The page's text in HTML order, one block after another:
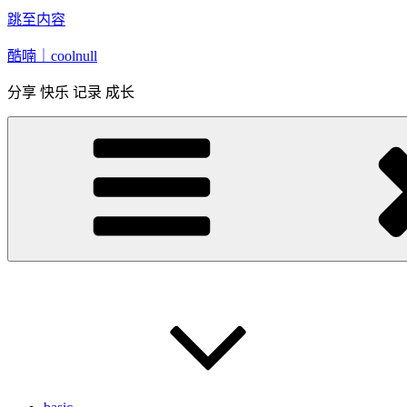
跳至内容
酷喃｜coolnull
分享 快乐 记录 成长